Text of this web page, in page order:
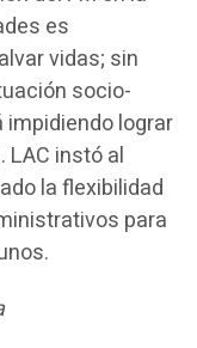
es
vidas; sin
socio-
impidiendo lograr
instó al
la flexibilidad
para